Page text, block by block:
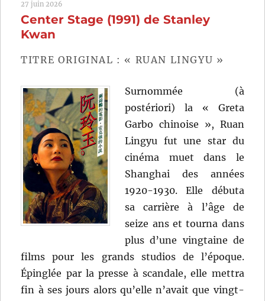
de
27 juin 2026
Center Stage (1991) de Stanley
Kwan
TITRE ORIGINAL : « RUAN LINGYU »
Surnommée (à
postériori) la « Greta
Garbo chinoise », Ruan
Lingyu fut une star du
cinéma muet dans le
Shanghai des années
1920-1930. Elle débuta
sa carrière à l’âge de
seize ans et tourna dans
plus d’une vingtaine de
films pour les grands studios de l’époque.
Épinglée par la presse à scandale, elle mettra
fin à ses jours alors qu’elle n’avait que vingt-